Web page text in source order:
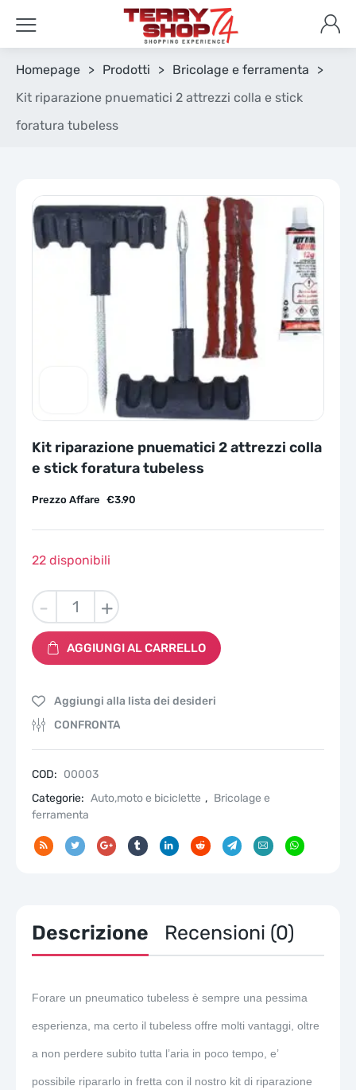
Homepage > Prodotti > Bricolage e ferramenta
>
Kit riparazione pnuematici 2 attrezzi colla e stick
foratura tubeless
Kit riparazione pnuematici 2 attrezzi colla
e stick foratura tubeless
€3.90
Prezzo Affare
22 disponibili
-
riparazione
pnuematici
2
attrezzi
e
stick
quantità
+
AGGIUNGI AL CARRELLO
Aggiungi alla lista dei desideri
CONFRONTA
COD: 00003
Categorie: Auto,moto e biciclette , Bricolage e
ferramenta
Descrizione Recensioni (0)
Forare un pneumatico tubeless è sempre una pessima
esperienza, ma certo il tubeless offre molti vantaggi, oltre
a non perdere subito tutta l’aria in poco tempo, e’
possibile ripararlo in fretta con il nostro kit di riparazione